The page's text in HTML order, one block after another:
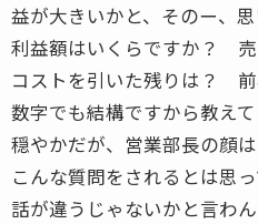
益が大きいかと、そのー、
利益額はいくらですか？
コストを引いた残りは？
数字でも結構ですから教え
穏やかだが、営業部長の顔は
こんな質問をされるとは思っ
話が違うじゃないかと言わ